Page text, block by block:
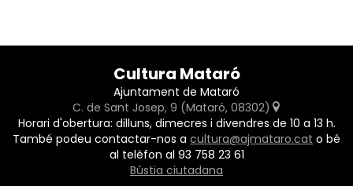
Cultura Mataró
Ajuntament de Mataró
C. de Sant Josep, 9 (Mataró, 08302)
Horari d'obertura: dilluns, dimecres i divendres de 10 a 13 h.
També podeu contactar-nos a cultura@ajmataro.cat o bé
al telèfon al 93 758 23 61
Bústia ciutadana